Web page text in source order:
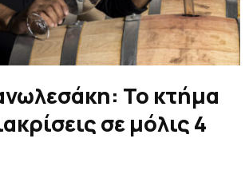
Το κτήμα
σε μόλις 4